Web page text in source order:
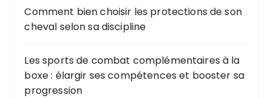
Comment bien choisir les protections de son
cheval selon sa discipline
Les sports de combat complémentaires à la
boxe : élargir ses compétences et booster sa
progression